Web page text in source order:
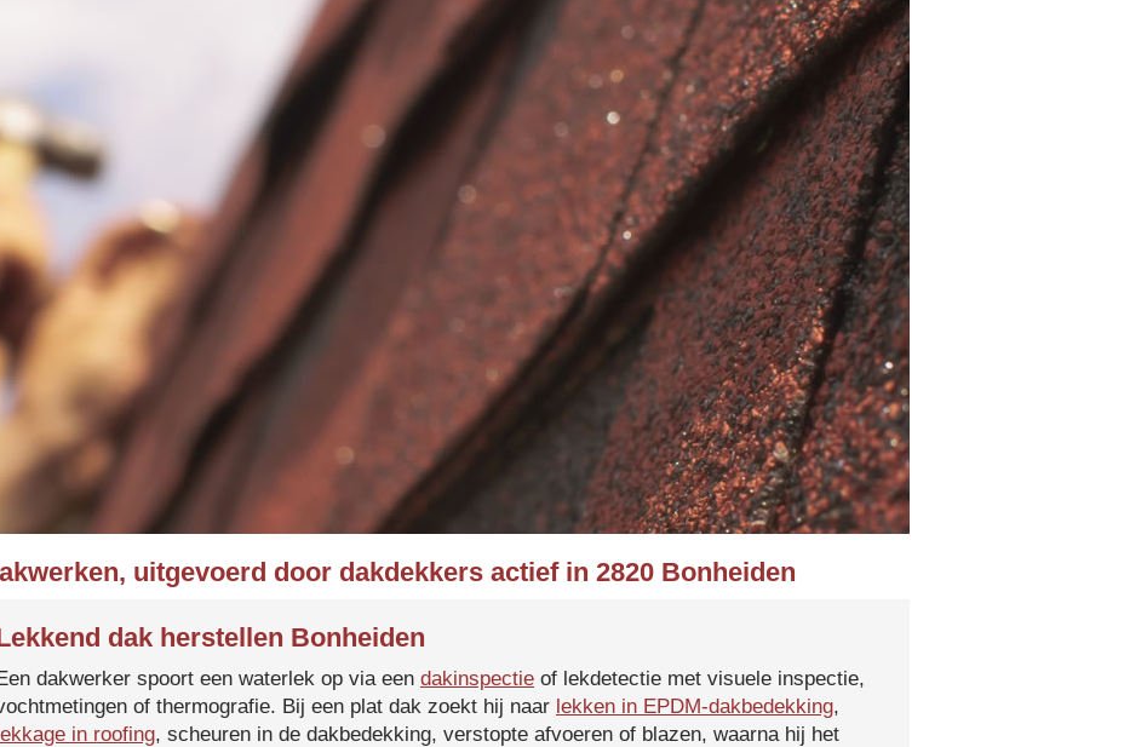
uitgevoerd door dakdekkers actief in 2820 Bonheiden
dak herstellen Bonheiden
dakwerker spoort een waterlek op via een dakinspectie of lekdetectie met visuele inspectie,
of thermografie. Bij een plat dak zoekt hij naar lekken in EPDM-dakbedekking,
in roofing, scheuren in de dakbedekking, verstopte afvoeren of blazen, waarna hij het